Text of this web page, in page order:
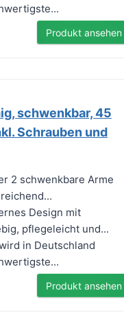
Produkt ansehen
schwenkbar, 45
Schrauben und
2 schwenkbare Arme
Design mit
pflegeleicht und...
in Deutschland
Produkt ansehen